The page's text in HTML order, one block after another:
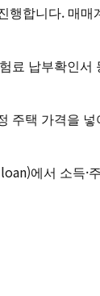
합니다. 매
납부확인
주택 가격을
에서 소득·